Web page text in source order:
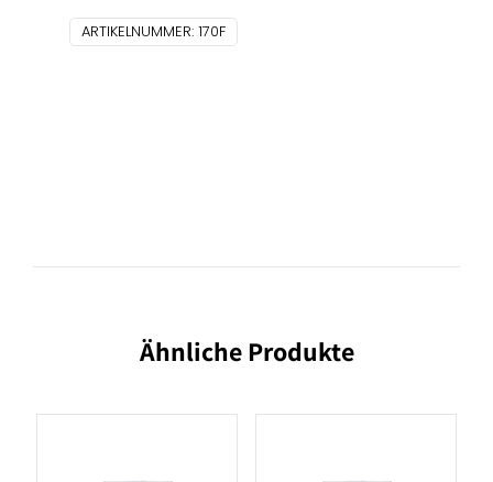
meerblau
Menge
ARTIKELNUMMER: 170F
Ähnliche Produkte